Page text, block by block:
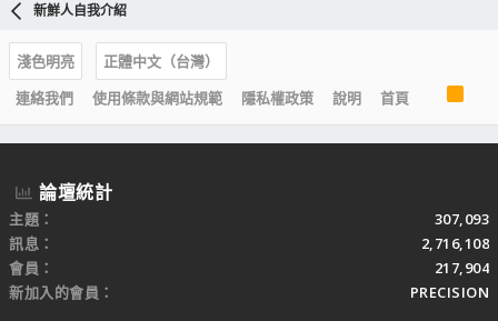
新鮮人自我介紹
淺色明亮
正體中文（台灣）
連絡我們
使用條款與網站規範 隱私權政策 說明 首頁
S
論壇統計
主題
307,093
訊息
2,716,108
會員
217,904
新加入的會員
PRECISION